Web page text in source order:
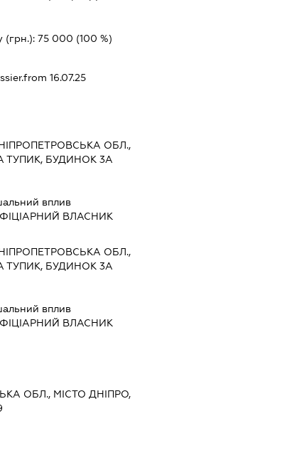
(грн.):75 000 (100 %)
16.07.25
ОБЛ.,
ТУПИК, БУДИНОК 3А
вплив
ВЛАСНИК
ОБЛ.,
ТУПИК, БУДИНОК 3А
вплив
ВЛАСНИК
ОБЛ., МІСТО ДНІПРО,